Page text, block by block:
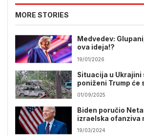
MORE STORIES
Medvedev:
ova ideja!?
19/01/2026
Situacija u Ukrajini
poniženi Trump će
01/09/2025
Biden poručio
izraelska ofanziva
greška
19/03/2024